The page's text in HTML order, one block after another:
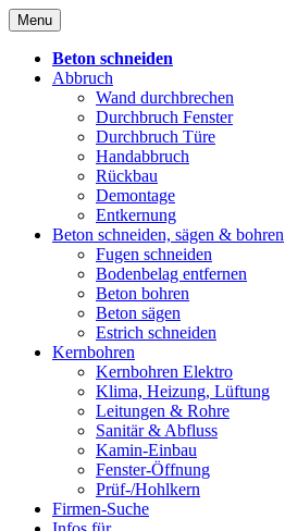
Skip
to
content
Menu
Beton schneiden
Abbruch
Wand durchbrechen
Durchbruch Fenster
Durchbruch Türe
Handabbruch
Rückbau
Demontage
Entkernung
Beton schneiden, sägen & bohren
Fugen schneiden
Bodenbelag entfernen
Beton bohren
Beton sägen
Estrich schneiden
Kernbohren
Kernbohren Elektro
Klima, Heizung, Lüftung
Leitungen & Rohre
Sanitär & Abfluss
Kamin-Einbau
Fenster-Öffnung
Prüf-/Hohlkern
Firmen-Suche